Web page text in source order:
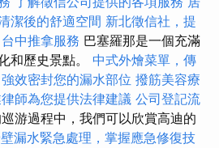
潔後的舒適空間 新北徵信社，提
台中推拿服務 巴塞羅那是一個充滿
和歷史景點。 中式外燴菜單，傳
效密封您的漏水部位 撥筋美容療
師為您提供法律建議 公司登記流
游過程中，我們可以欣賞高迪的
漏水緊急處理，掌握應急修復技